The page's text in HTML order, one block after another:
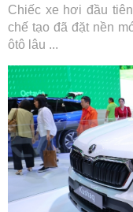
Chiếc xe hơi đầu
chế tạo đã đặt nền
ôtô lâu ...